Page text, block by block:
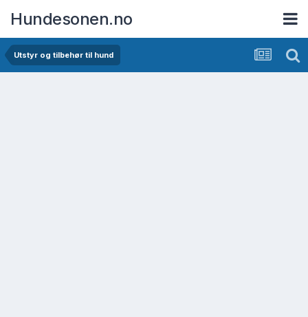
Hundesonen.no
Utstyr og tilbehør til hund